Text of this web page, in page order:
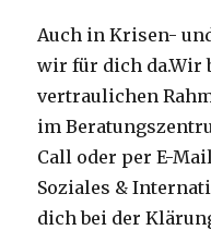
Auch in Krisen-
wir für dich da.Wir
vertraulichen
im
Call oder per E-
Soziales &
dich bei der